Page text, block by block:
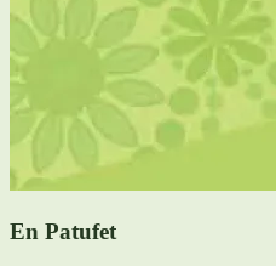
En Patufet